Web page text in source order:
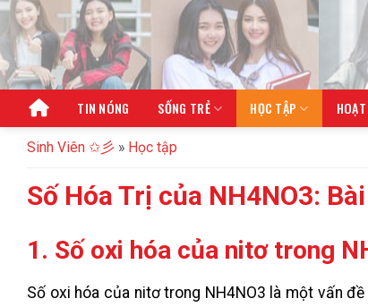
Bỏ
qua
nội
dung
TIN NÓNG SỐNG TRẺ HỌC TẬP
Sinh Viên ✩彡 » Học tập
Số Hóa Trị của NH4NO3:
1. Số oxi hóa của nitơ trong
Số oxi hóa của nitơ trong NH4NO3 là một vấn